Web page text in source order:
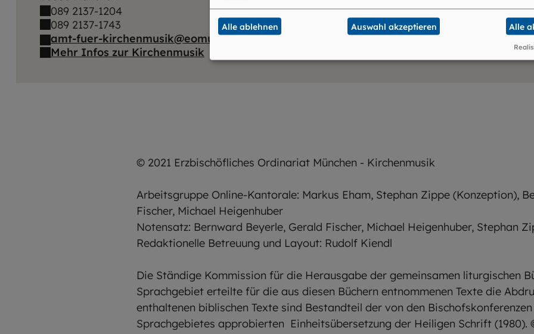
089 2137-1204
089 2137-1743
amt-fuer-kirchenmusik@eomuc.de
Mehr Infos zur Kirchenmusik
© 2021 Erzbischöfliches Ordinariat München - Kirchenmusik
Arbeitsgruppe Online-Kantorale: Markus Eham, Stephan Zippe (Konzeption),
Fischer, Michael Heigenhuber
Notensatz: Bernward Beyerle, Gerald Fischer, Michael Heigenhuber, Stephan
Redaktionelle Betreuung und Layout: Rudolf Kiendl
Die Ständige Kommission für die Herausgabe der gemeinsamen liturgischen
Sprachgebiet erteilte für die aus diesen Büchern entnommenen Texte die
enthaltenen biblischen Texte sind Bestandteil der von den
Sprachgebietes approbierten Einheitsübersetzung der Heiligen Schrift (1980).
Alle ablehnen Auswahl akzeptieren Alle